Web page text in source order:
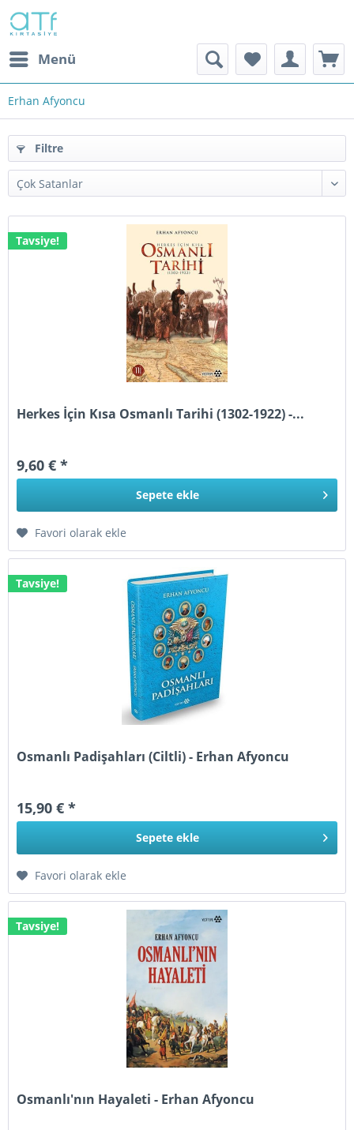
Menü
Erhan Afyoncu
Filtre
Tavsiye!
Herkes İçin Kısa Osmanlı Tarihi (1302-1922) -...
9,60 € *
Sepete ekle
Favori olarak ekle
Tavsiye!
Osmanlı Padişahları (Ciltli) - Erhan Afyoncu
15,90 € *
Sepete ekle
Favori olarak ekle
Tavsiye!
Osmanlı'nın Hayaleti - Erhan Afyoncu